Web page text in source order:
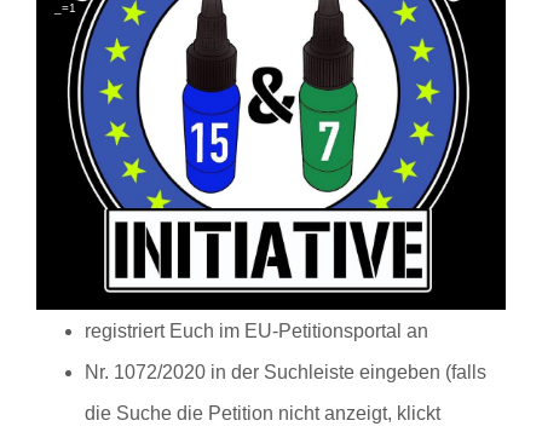
_=1
https://www.europarl.europa.eu/petitions/de/home
Klickt auf den obigen Link des EU-
Petitionsportals
registriert Euch im EU-Petitionsportal an
Nr. 1072/2020 in der Suchleiste eingeben (falls
die Suche die Petition nicht anzeigt, klickt